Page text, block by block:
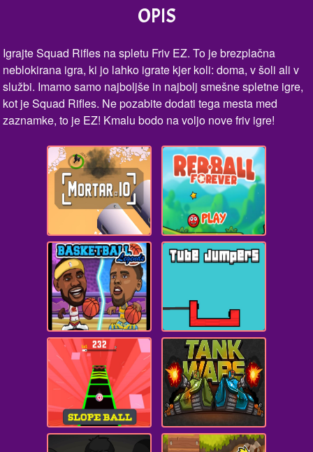
OPIS
Igrajte Squad Rifles na spletu Friv EZ. To je brezplačna
neblokirana igra, ki jo lahko igrate kjer koli: doma, v šoli ali v
službi. Imamo samo najboljše in najbolj smešne spletne igre,
kot je Squad Rifles. Ne pozabite dodati tega mesta med
zaznamke, to je EZ! Kmalu bodo na voljo nove friv igre!